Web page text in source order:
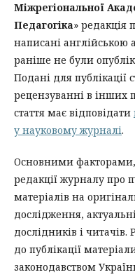
Міжрегіональної
Педагогіка» редакція
написані англійською
раніше не були
Подані для публікації
рецензуванні в інших
стаття має відповідати
у науковому журналі.
Основними
редакції журналу про
матеріалів на
дослідження,
дослідників і
до публікації
законодавством